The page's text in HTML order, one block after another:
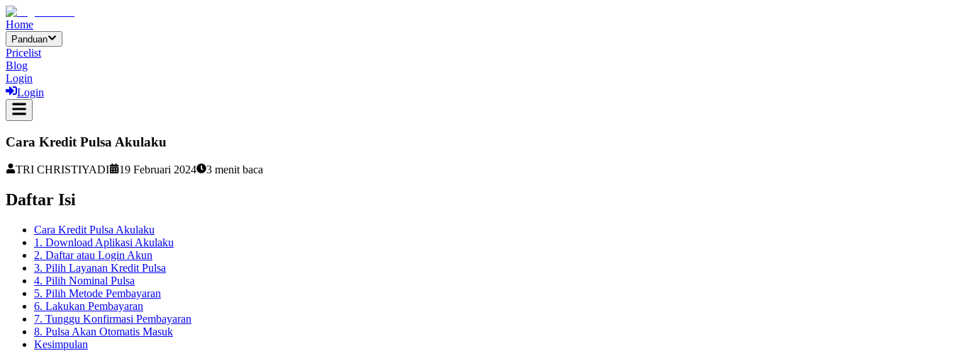
Home
Panduan
Pricelist
Blog
Login
Login
Cara Kredit Pulsa Akulaku
TRI CHRISTIYADI 19 Februari 2024 3 menit baca
Daftar Isi
Cara Kredit Pulsa Akulaku
1. Download Aplikasi Akulaku
2. Daftar atau Login Akun
3. Pilih Layanan Kredit Pulsa
4. Pilih Nominal Pulsa
5. Pilih Metode Pembayaran
6. Lakukan Pembayaran
7. Tunggu Konfirmasi Pembayaran
8. Pulsa Akan Otomatis Masuk
Kesimpulan